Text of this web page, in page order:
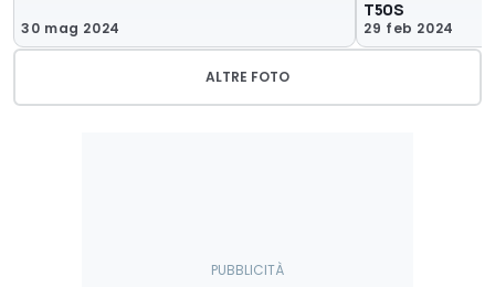
30 mag 2024
T50S
29 feb 2024
ALTRE FOTO